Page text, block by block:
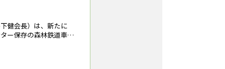
健会長）は、新たに
ー保存の森林鉄道車両